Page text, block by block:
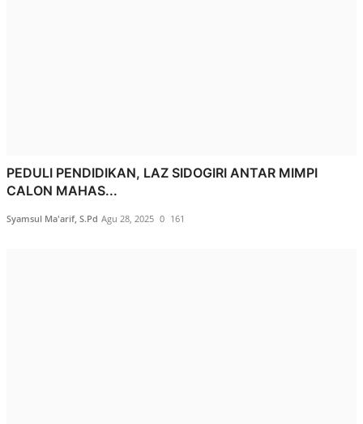
PEDULI PENDIDIKAN, LAZ SIDOGIRI ANTAR MIMPI
CALON MAHAS...
Syamsul Ma'arif, S.Pd Agu 28, 2025 0 161